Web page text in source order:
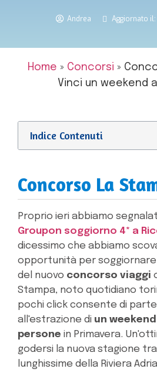
Andrea Aggiornato il:
Home » Concorsi »
Vinci un weekend
Indice Contenuti
Concorso La
Proprio ieri abbiamo
Groupon soggiorno 4* a
dicessimo che abbiamo
opportunità per
del nuovo concorso viaggi
Stampa, noto quotidiano
pochi click consente di
all'estrazione di un
persone in Primavera.
godersi la nuova stagione
lunghissime della Riviera